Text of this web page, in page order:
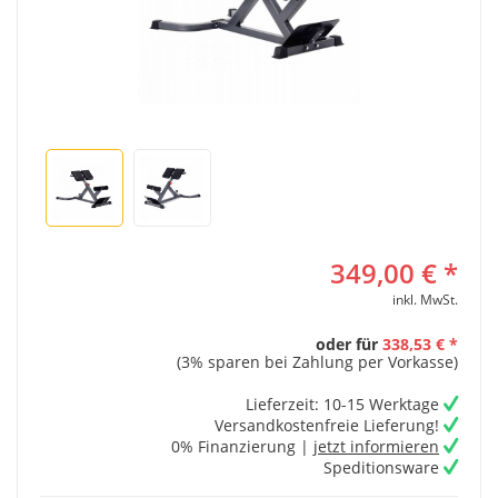
349,00 € *
inkl. MwSt.
oder für 338,53 € *
(3% sparen bei Zahlung per Vorkasse)
Lieferzeit: 10-15 Werktage
Versandkostenfreie Lieferung!
0% Finanzierung | jetzt informieren
Speditionsware